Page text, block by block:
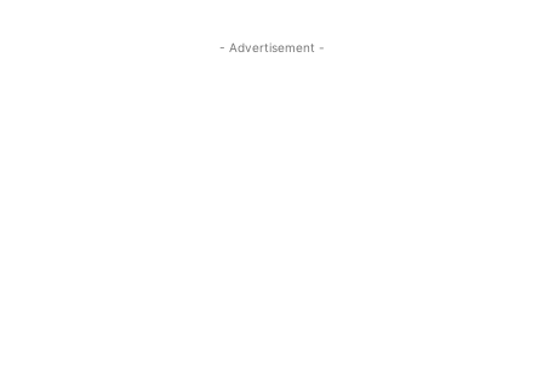
- Advertisement -